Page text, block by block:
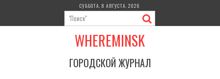
содержимому
СУББОТА, 8 АВГУСТА, 2026
WHEREMINSK
ГОРОДСКОЙ ЖУРНАЛ